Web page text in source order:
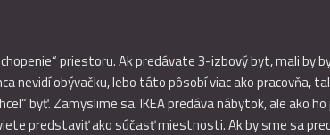
priestoru. Ak predávate 3-izbový byt, mali
nevidí obývačku, lebo táto pôsobí viac ako pracovňa,
byť. Zamyslime sa. IKEA predáva nábytok, ale ako
predstaviť ako súčasť miestnosti. Ak by sme sa